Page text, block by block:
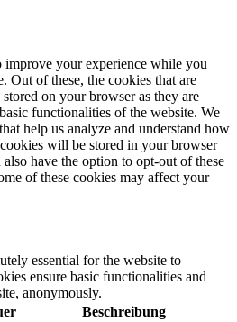
improve your experience while you
Out of these, the cookies that are
stored on your browser as they are
functionalities of the website. We
help us analyze and understand how
will be stored in your browser
have the option to opt-out of these
of these cookies may affect your
essential for the website to
ensure basic functionalities and
anonymously.
Beschreibung